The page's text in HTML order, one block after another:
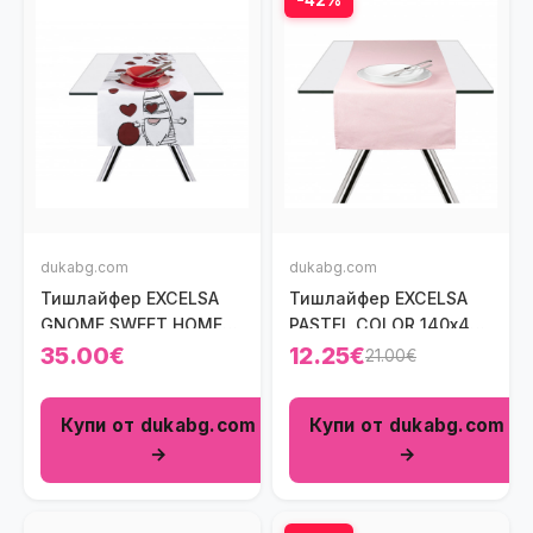
dukabg.com
Тишлайфер EXCELSA
GNOME SWEET HOME
140x40 см.
35.00€
Купи от dukabg.com
→
dukabg.com
Тишлайфер EXCELSA
PASTEL COLOR 140х45
см., розов
12.25€21.00€
Купи от dukabg.com
→